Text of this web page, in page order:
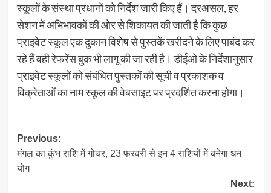
स्कूलों के संस्था प्रधानों को निर्देश जारी किए हैं। दरअसल, हर
सेशन में अभिभावकों की ओर से शिकायत की जाती है कि कुछ
प्राइवेट स्कूल एक दुकान विशेष से पुस्तकें खरीदने के लिए पाबंद कर
रहे हैं वही रेफरेंस बुक भी लागू की जा रही है। डीईओ के निर्देशानुसार
प्राइवेट स्कूलों को संबंधित पुस्तकों की सूची व प्रकाशक व
विक्रेताओं का नाम स्कूल की वेबसाइट पर प्रदर्शित करना होगा।
Post
navigation
Previous:
मंगल का कुंभ राशि में गोचर, 23 फरवरी से इन 4 राशियों में बनेगा धन
योग
Next: